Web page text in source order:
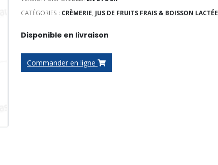
CATÉGORIES : CRÈMERIE, JUS DE FRUITS FRAIS & BOISSON LACTÉE
Disponible en livraison
Commander en ligne